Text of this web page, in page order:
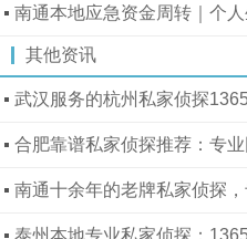
短期拆借 私密稳妥
南通本地应急资金周转｜个
短期拆借 私密稳妥
其他资讯
武汉服务的杭州私家侦探
合肥靠谱私家侦探推荐：专
657324448
南通十余年的老牌私家侦探
657324448
泰州本地专业私家侦探：